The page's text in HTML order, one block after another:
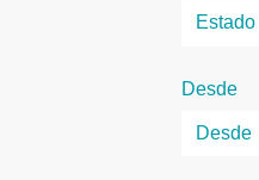
Desde